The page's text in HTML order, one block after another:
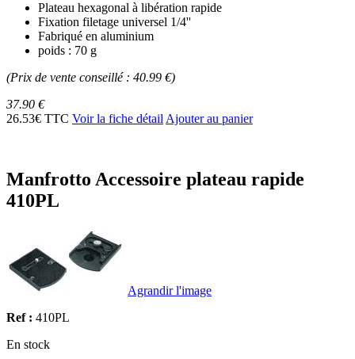
Plateau hexagonal à libération rapide
Fixation filetage universel 1/4''
Fabriqué en aluminium
poids : 70 g
(Prix de vente conseillé : 40.99 €)
37.90 €
26.53€ TTC Voir la fiche détail Ajouter au panier
Manfrotto Accessoire plateau rapide
410PL
Agrandir l'image
Ref : 410PL
En stock